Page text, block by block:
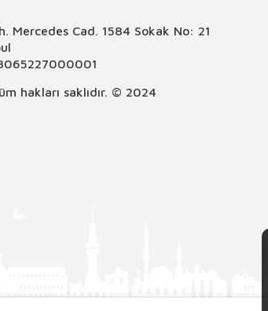
Mercedes Cad. 1584 Sokak No: 21
hakları saklıdır. © 2024